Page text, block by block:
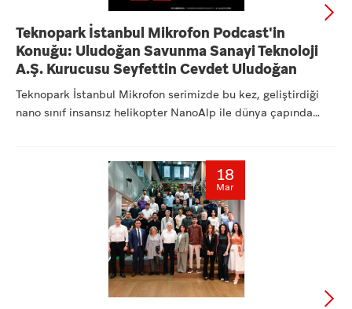
Teknopark İstanbul Mikrofon Podcast'in
Konuğu: Uludoğan Savunma Sanayi Teknoloji
A.Ş. Kurucusu Seyfettin Cevdet Uludoğan
Teknopark İstanbul Mikrofon serimizde bu kez, geliştirdiği
nano sınıf insansız helikopter NanoAlp ile dünya çapında
18
Mar